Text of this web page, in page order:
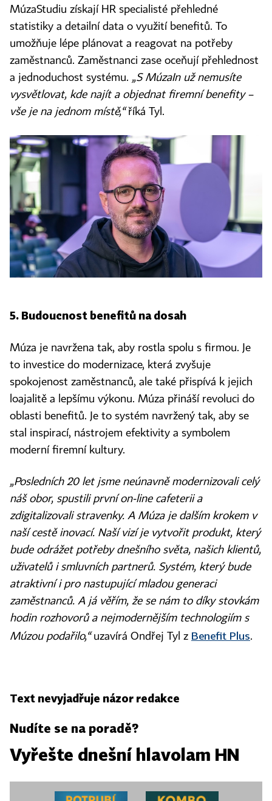
MúzaStudiu získají HR specialisté přehledné
statistiky a detailní data o využití benefitů. To
umožňuje lépe plánovat a reagovat na potřeby
zaměstnanců. Zaměstnanci zase oceňují přehlednost
a jednoduchost systému. „S MúzaIn už nemusíte
vysvětlovat, kde najít a objednat firemní benefity –
vše je na jednom místě,“říká Tyl.
5. Budoucnost benefitů na dosah
Múza je navržena tak, aby rostla spolu s firmou. Je
to investice do modernizace, která zvyšuje
spokojenost zaměstnanců, ale také přispívá k jejich
loajalitě a lepšímu výkonu. Múza přináší revoluci do
oblasti benefitů. Je to systém navržený tak, aby se
stal inspirací, nástrojem efektivity a symbolem
moderní firemní kultury.
„Posledních 20 let jsme neúnavně modernizovali celý
náš obor, spustili první on-line cafeterii a
zdigitalizovali stravenky. A Múza je dalším krokem v
naší cestě inovací. Naší vizí je vytvořit produkt, který
bude odrážet potřeby dnešního světa, našich klientů,
uživatelů i smluvních partnerů. Systém, který bude
atraktivní i pro nastupující mladou generaci
zaměstnanců. A já věřím, že se nám to díky stovkám
hodin rozhovorů a nejmodernějším technologiím s
Múzou podařilo,“uzavírá Ondřej Tyl z Benefit Plus.
Text nevyjadřuje názor redakce
Nudíte se na poradě?
Vyřešte dnešní hlavolam HN